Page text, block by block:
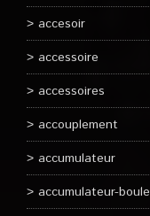
accesoir
accessoire
accessoires
accouplement
accumulateur
accumulateur-boule